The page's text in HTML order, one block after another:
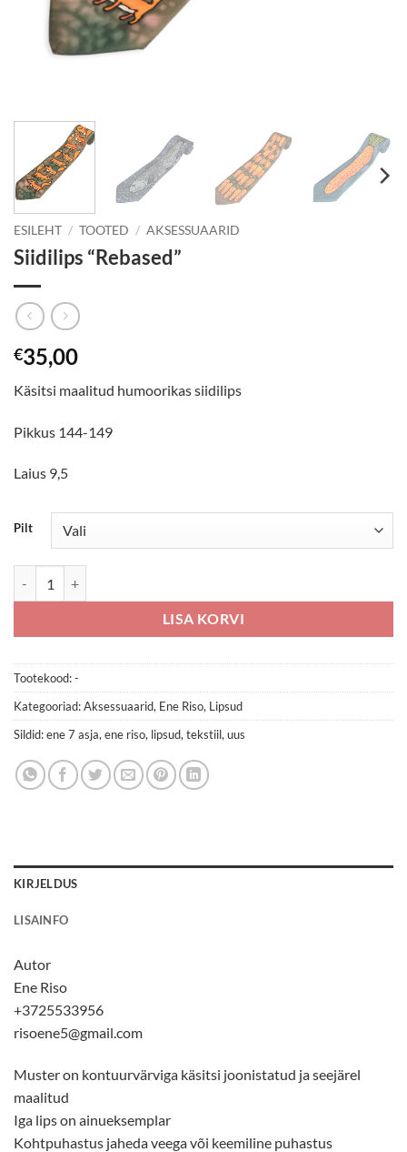
ESILEHT / TOOTED / AKSESSUAARID
Siidilips “Rebased”
€35,00
Käsitsi maalitud humoorikas siidilips
Pikkus 144-149
Laius 9,5
Pilt
LISA KORVI
Tootekood:-
Kategooriad:Aksessuaarid, Ene Riso, Lipsud
Sildid:ene 7 asja, ene riso, lipsud, tekstiil, uus
KIRJELDUS
LISAINFO
Autor
Ene Riso
+3725533956
risoene5@gmail.com
Muster on kontuurvärviga käsitsi joonistatud ja seejärel
maalitud
Iga lips on ainueksemplar
Kohtpuhastus jaheda veega või keemiline puhastus